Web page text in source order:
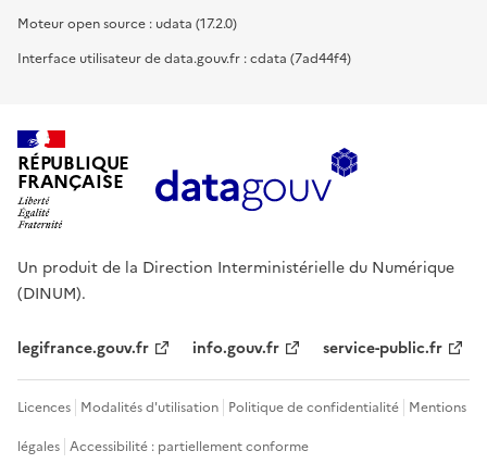
Moteur open source : udata (17.2.0)
Interface utilisateur de data.gouv.fr : cdata (7ad44f4)
RÉPUBLIQUE
FRANÇAISE
Un produit de la Direction Interministérielle du Numérique
(DINUM).
legifrance.gouv.fr info.gouv.fr service-public.fr
Licences Modalités d'utilisation Politique de confidentialité Mentions
légales Accessibilité : partiellement conforme